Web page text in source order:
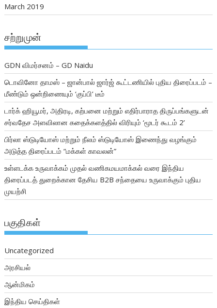
March 2019
சற்றுமுன்
GDN விமர்சனம் – GD Naidu
டொவினோ தாமஸ் – ஜான்பால் ஜார்ஜ் கூட்டணியில் புதிய திரைப்படம் –
மீண்டும் ஒன்றிணையும் ‘குப்பி’ டீம்
டார்க் ஹியூமர், அதிரடி, கற்பனை மற்றும் எதிர்பாராத திருப்பங்களுடன்
சர்வதேச அளவிலான கதைக்களத்தில் விரியும் ‘மூடர் கூடம் 2’
பிர்லா ஸ்டுடியோஸ் மற்றும் நீலம் ஸ்டுடியோஸ் இணைந்து வழங்கும்
அடுத்த திரைப்படம் “மக்கள் காவலன்”
உள்ளடக்க உருவாக்கம் முதல் வணிகமயமாக்கல் வரை இந்திய
திரைப்படத் துறைக்கான தேசிய B2B சந்தையை உருவாக்கும் புதிய
முயற்சி
பகுதிகள்
Uncategorized
அரசியல்
ஆன்மிகம்
இந்திய செய்திகள்